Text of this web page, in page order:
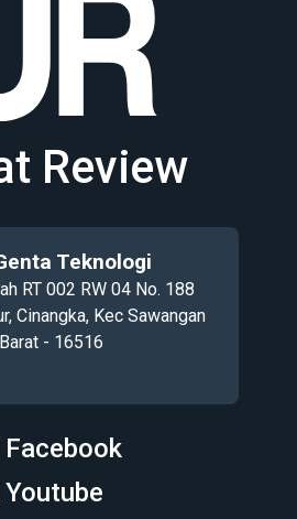
Review
Teknologi
RT 002 RW 04 No. 188
Cinangka, Kec Sawangan
- 16516
Facebook
Youtube